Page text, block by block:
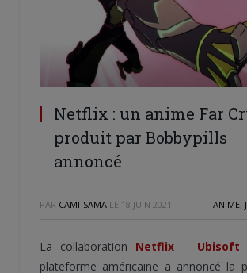
Netflix : un anime Far
produit par Bobbypills
annoncé
PAR CAMI-SAMA LE 18 JUIN 2021 ANIME,
La collaboration Netflix – Ubisoft
plateforme américaine a annoncé la